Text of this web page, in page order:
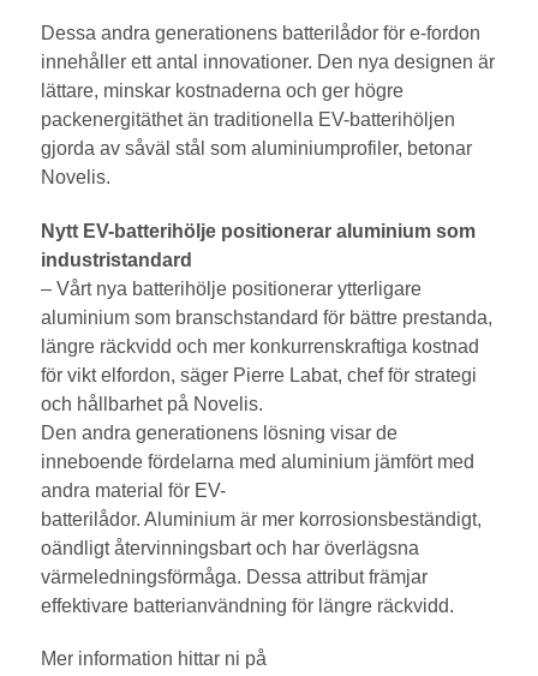
Dessa andra generationens batterilådor för e-fordon
innehåller ett antal innovationer. Den nya designen är
lättare, minskar kostnaderna och ger högre
packenergitäthet än traditionella EV-batterihöljen
gjorda av såväl stål som aluminiumprofiler, betonar
Novelis.
Nytt EV-batterihölje positionerar aluminium som
industristandard
– Vårt nya batterihölje positionerar ytterligare
aluminium som branschstandard för bättre prestanda,
längre räckvidd och mer konkurrenskraftiga kostnad
för vikt elfordon, säger Pierre Labat, chef för strategi
och hållbarhet på Novelis.
Den andra generationens lösning visar de
inneboende fördelarna med aluminium jämfört med
andra material för EV-
batterilådor. Aluminium är mer korrosionsbeständigt,
oändligt återvinningsbart och har överlägsna
värmeledningsförmåga. Dessa attribut främjar
effektivare batterianvändning för längre räckvidd.
Mer information hittar ni på